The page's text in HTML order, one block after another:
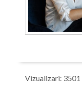
Vizualizari: 3501